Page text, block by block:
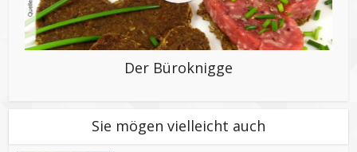
Der Büroknigge
Sie mögen vielleicht auch